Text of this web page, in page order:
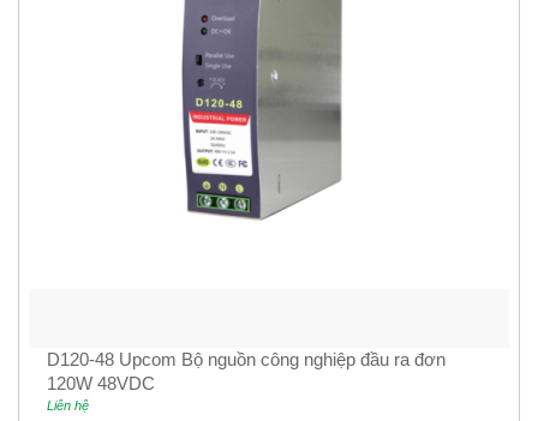
D120-48 Upcom Bộ nguồn công nghiệp đầu ra đơn
120W 48VDC
Liên hệ